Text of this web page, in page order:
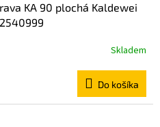
KA 90 plochá Kaldewei
Skladem
Do košíka